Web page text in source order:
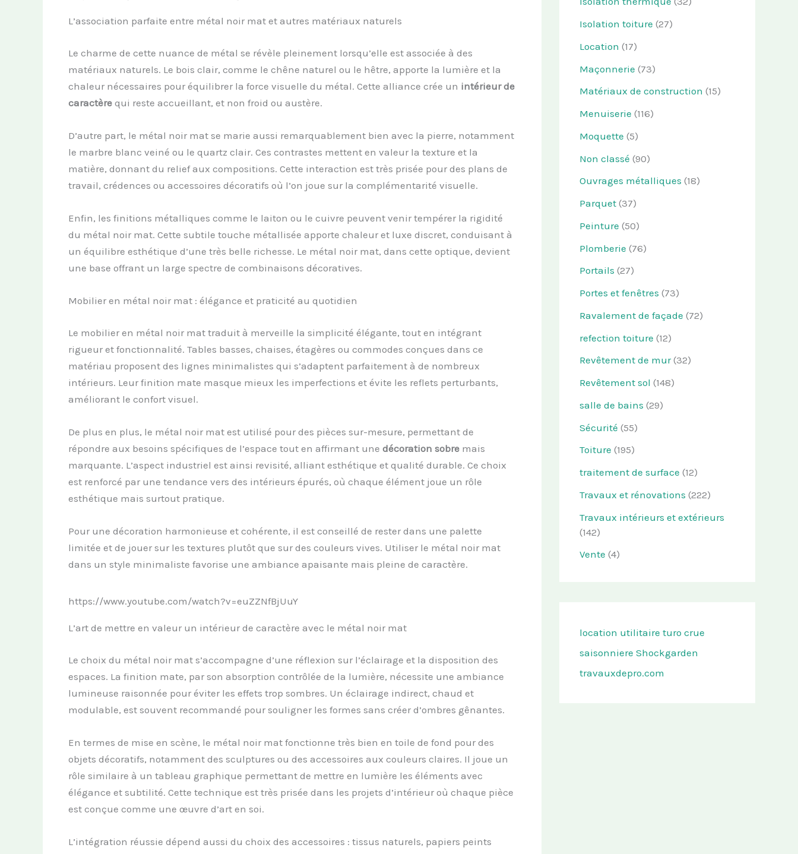
L’association parfaite entre métal noir mat et autres matériaux naturels
Le charme de cette nuance de métal se révèle pleinement lorsqu’elle est associée à des
matériaux naturels. Le bois clair, comme le chêne naturel ou le hêtre, apporte la lumière et la
chaleur nécessaires pour équilibrer la force visuelle du métal. Cette alliance crée un intérieur de
caractèrequi reste accueillant, et non froid ou austère.
D’autre part, le métal noir mat se marie aussi remarquablement bien avec la pierre, notamment
le marbre blanc veiné ou le quartz clair. Ces contrastes mettent en valeur la texture et la
matière, donnant du relief aux compositions. Cette interaction est très prisée pour des plans de
travail, crédences ou accessoires décoratifs où l’on joue sur la complémentarité visuelle.
Enfin, les finitions métalliques comme le laiton ou le cuivre peuvent venir tempérer la rigidité
du métal noir mat. Cette subtile touche métallisée apporte chaleur et luxe discret, conduisant à
un équilibre esthétique d’une très belle richesse. Le métal noir mat, dans cette optique, devient
une base offrant un large spectre de combinaisons décoratives.
Mobilier en métal noir mat : élégance et praticité au quotidien
Le mobilier en métal noir mat traduit à merveille la simplicité élégante, tout en intégrant
rigueur et fonctionnalité. Tables basses, chaises, étagères ou commodes conçues dans ce
matériau proposent des lignes minimalistes qui s’adaptent parfaitement à de nombreux
intérieurs. Leur finition mate masque mieux les imperfections et évite les reflets perturbants,
améliorant le confort visuel.
De plus en plus, le métal noir mat est utilisé pour des pièces sur-mesure, permettant de
répondre aux besoins spécifiques de l’espace tout en affirmant une décoration sobremais
marquante. L’aspect industriel est ainsi revisité, alliant esthétique et qualité durable. Ce choix
est renforcé par une tendance vers des intérieurs épurés, où chaque élément joue un rôle
esthétique mais surtout pratique.
Pour une décoration harmonieuse et cohérente, il est conseillé de rester dans une palette
limitée et de jouer sur les textures plutôt que sur des couleurs vives. Utiliser le métal noir mat
dans un style minimaliste favorise une ambiance apaisante mais pleine de caractère.
https://www.youtube.com/watch?v=euZZNfBjUuY
L’art de mettre en valeur un intérieur de caractère avec le métal noir mat
Le choix du métal noir mat s’accompagne d’une réflexion sur l’éclairage et la disposition des
espaces. La finition mate, par son absorption contrôlée de la lumière, nécessite une ambiance
lumineuse raisonnée pour éviter les effets trop sombres. Un éclairage indirect, chaud et
modulable, est souvent recommandé pour souligner les formes sans créer d’ombres gênantes.
En termes de mise en scène, le métal noir mat fonctionne très bien en toile de fond pour des
objets décoratifs, notamment des sculptures ou des accessoires aux couleurs claires. Il joue un
rôle similaire à un tableau graphique permettant de mettre en lumière les éléments avec
élégance et subtilité. Cette technique est très prisée dans les projets d’intérieur où chaque pièce
est conçue comme une œuvre d’art en soi.
L’intégration réussie dépend aussi du choix des accessoires : tissus naturels, papiers peints
Isolation toiture (27)
Location (17)
Maçonnerie (73)
Matériaux de construction (15)
Menuiserie (116)
Moquette (5)
Non classé (90)
Ouvrages métalliques (18)
Parquet (37)
Peinture (50)
Plomberie (76)
Portails (27)
Portes et fenêtres (73)
Ravalement de façade (72)
refection toiture (12)
Revêtement de mur(32)
Revêtement sol (148)
salle de bains (29)
Sécurité (55)
Toiture (195)
traitement de surface (12)
Travaux et rénovations (222)
Travaux intérieurs et extérieurs
(142)
Vente (4)
location utilitaire turo crue
saisonniere Shockgarden
travauxdepro.com